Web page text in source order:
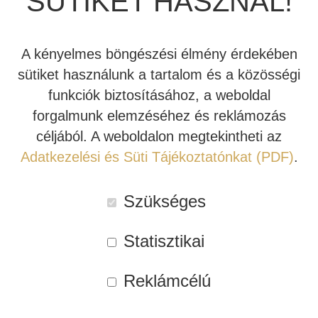
EPOS ES-7N
ÁLLVÁNYOS
HANGFAL PÁR
(NARANCS)
858.865 Ft 769.990 Ft
EPOS ES-7N
ÁLLVÁNYOS
HANGFAL PÁR (DIÓ)
858.865 Ft 769.990 Ft
Tovább
A kényelmes böngészési élmény érdekében
sütiket használunk a tartalom és a közösségi
funkciók biztosításához, a weboldal
forgalmunk elemzéséhez és reklámozás
céljából. A weboldalon megtekintheti az
Adatkezelési és Süti Tájékoztatónkat (PDF).
Szükséges
Statisztikai
Reklámcélú